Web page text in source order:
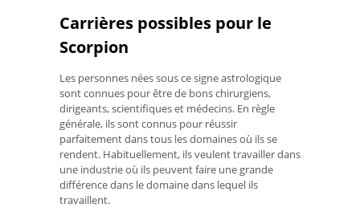
Carrières possibles pour le
Scorpion
Les personnes nées sous ce signe astrologique
sont connues pour être de bons chirurgiens,
dirigeants, scientifiques et médecins. En règle
générale, ils sont connus pour réussir
parfaitement dans tous les domaines où ils se
rendent. Habituellement, ils veulent travailler dans
une industrie où ils peuvent faire une grande
différence dans le domaine dans lequel ils
travaillent.